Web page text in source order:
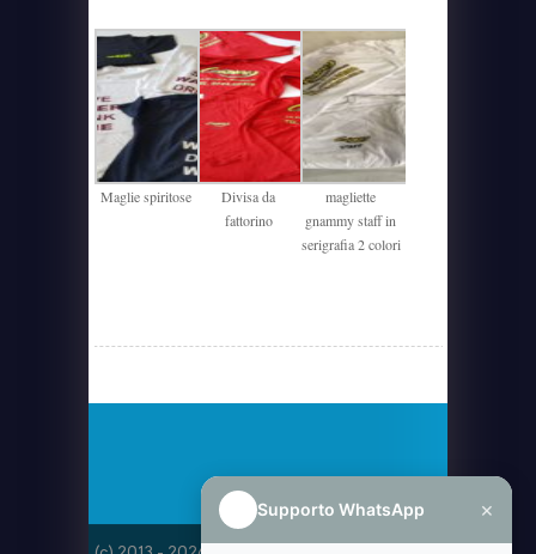
Maglie spiritose
Divisa da
fattorino
magliette
gnammy staff in
serigrafia 2 colori
Supporto WhatsApp ×